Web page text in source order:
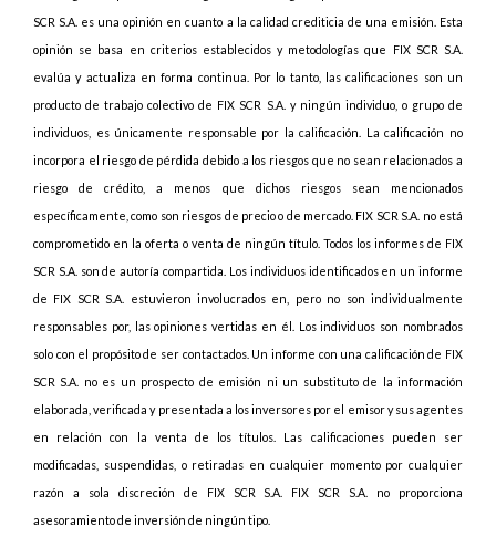
SCR S.A. es una opinión en cuanto a la calidad crediticia de una emisión. Esta
opinión se basa en criterios establecidos y metodologías que FIX SCR S.A.
evalúa y actualiza en forma continua. Por lo tanto, las calificaciones son un
producto de trabajo colectivo de FIX SCR S.A. y ningún individuo, o grupo de
individuos, es únicamente responsable por la calificación. La calificación no
incorpora el riesgo de pérdida debido a los riesgos que no sean relacionados a
riesgo de crédito, a menos que dichos riesgos sean mencionados
específicamente, como son riesgos de precio o de mercado. FIX SCR S.A. no está
comprometido en la oferta o venta de ningún título. Todos los informes de FIX
SCR S.A. son de autoría compartida. Los individuos identificados en un informe
de FIX SCR S.A. estuvieron involucrados en, pero no son individualmente
responsables por, las opiniones vertidas en él. Los individuos son nombrados
solo con el propósito de ser contactados. Un informe con una calificación de FIX
SCR S.A. no es un prospecto de emisión ni un substituto de la información
elaborada, verificada y presentada a los inversores por el emisor y sus agentes
en relación con la venta de los títulos. Las calificaciones pueden ser
modificadas, suspendidas, o retiradas en cualquier momento por cualquier
razón a sola discreción de FIX SCR S.A. FIX SCR S.A. no proporciona
asesoramiento de inversión de ningún tipo.